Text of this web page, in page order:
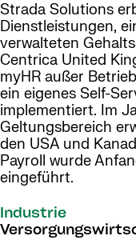
Strada Solutions
Dienstleistungen,
verwalteten
Centrica United
myHR außer
ein eigenes Self-
implementiert. Im
Geltungsbereich
den USA und
Payroll wurde
eingeführt.
Industrie